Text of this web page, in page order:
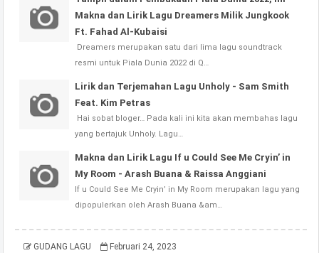
Makna dan Lirik Lagu Dreamers Milik Jungkook
Ft. Fahad Al-Kubaisi
Dreamers merupakan satu dari lima lagu soundtrack
resmi untuk Piala Dunia 2022 di Q…
Lirik dan Terjemahan Lagu Unholy - Sam Smith
Feat. Kim Petras
Hai sobat bloger… Pada kali ini kita akan membahas lagu
yang bertajuk Unholy. Lagu…
Makna dan Lirik Lagu If u Could See Me Cryin’ in
My Room - Arash Buana & Raissa Anggiani
If u Could See Me Cryin’ in My Room merupakan lagu yang
dipopulerkan oleh Arash Buana &am…
GUDANG LAGU Februari 24, 2023